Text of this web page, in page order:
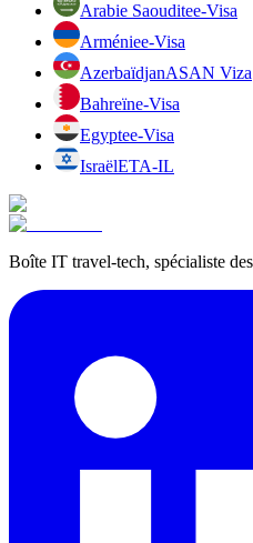
Arabie Saouditee-Visa
Arméniee-Visa
AzerbaïdjanASAN Viza
Bahreïne-Visa
Egyptee-Visa
IsraëlETA-IL
Boîte IT travel-tech, spécialiste